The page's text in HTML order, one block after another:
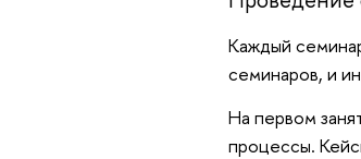
Каждый
семинаров, и
На первом
процессы.